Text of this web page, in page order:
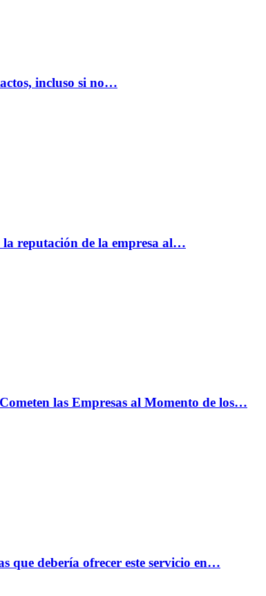
incluso si no…
reputación de la empresa al…
las Empresas al Momento de los…
que debería ofrecer este servicio en…